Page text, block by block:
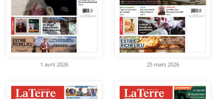
1 avril 2026 25 mars 2026